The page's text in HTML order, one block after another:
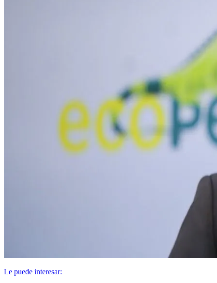
Le puede interesar: